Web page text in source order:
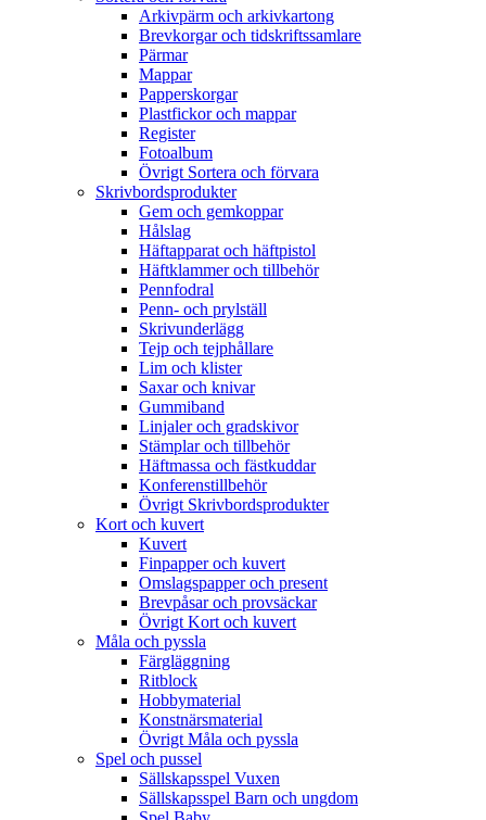
Arkivpärm och arkivkartong
Brevkorgar och tidskriftssamlare
Pärmar
Mappar
Papperskorgar
Plastfickor och mappar
Register
Fotoalbum
Övrigt Sortera och förvara
Skrivbordsprodukter
Gem och gemkoppar
Hålslag
Häftapparat och häftpistol
Häftklammer och tillbehör
Pennfodral
Penn- och prylställ
Skrivunderlägg
Tejp och tejphållare
Lim och klister
Saxar och knivar
Gummiband
Linjaler och gradskivor
Stämplar och tillbehör
Häftmassa och fästkuddar
Konferenstillbehör
Övrigt Skrivbordsprodukter
Kort och kuvert
Kuvert
Finpapper och kuvert
Omslagspapper och present
Brevpåsar och provsäckar
Övrigt Kort och kuvert
Måla och pyssla
Färgläggning
Ritblock
Hobbymaterial
Konstnärsmaterial
Övrigt Måla och pyssla
Spel och pussel
Sällskapsspel Vuxen
Sällskapsspel Barn och ungdom